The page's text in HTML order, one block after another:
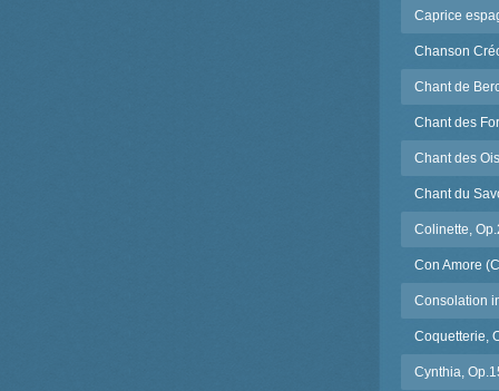
Caprice
Chanson
Chant de
Chant des
Chant des
Chant du
Colinette,
Con Amore
Consolation
Coquetterie,
Cynthia,